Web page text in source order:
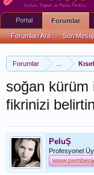
Forumlar
soğan kürüm
fikrinizi
PeluŞ
Profesyonel
Portal Forumlar
Forumları Ara Son